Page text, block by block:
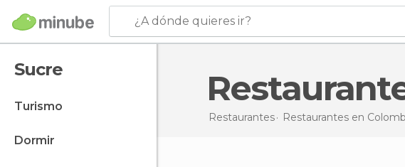
¿A dónde quieres ir?
Sucre
turismo
dormir
Restaurantes Restaurantes en